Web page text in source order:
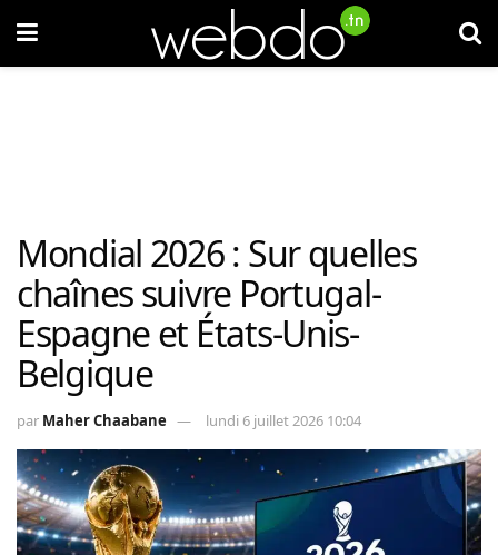
Mondial 2026 : Sur quelles
chaînes suivre Portugal-
Espagne et États-Unis-
Belgique
par Maher Chaabane lundi 6 juillet 2026 10:04